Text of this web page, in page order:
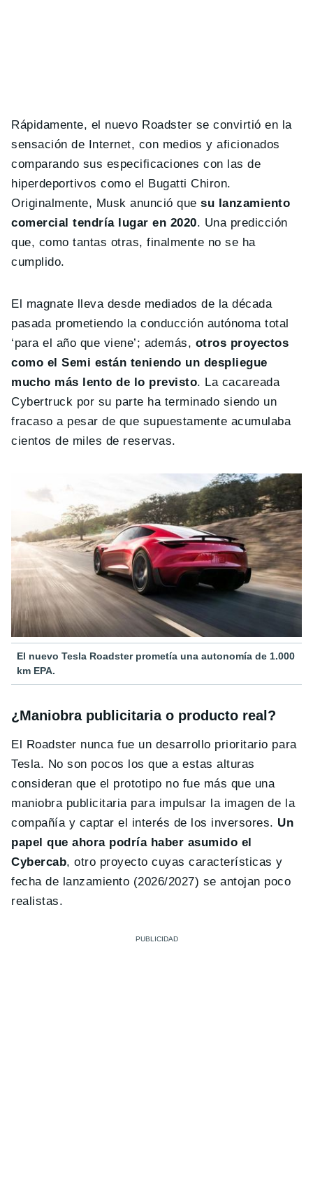
Rápidamente, el nuevo Roadster se convirtió en la
sensación de Internet, con medios y aficionados
comparando sus especificaciones con las de
hiperdeportivos como el Bugatti Chiron.
Originalmente, Musk anunció quesu lanzamiento
comercial tendría lugar en 2020. Una predicción
que, como tantas otras, finalmente no se ha
cumplido.
El magnate lleva desde mediados de la década
pasada prometiendo la conducción autónoma total
‘para el año que viene’; además, otros proyectos
como el Semi están teniendo un despliegue
mucho más lento de lo previsto. La cacareada
Cybertruck por su parte ha terminado siendo un
fracaso a pesar de que supuestamente acumulaba
cientos de miles de reservas.
El nuevo Tesla Roadster prometía una autonomía de 1.000
km EPA.
¿Maniobra publicitaria o producto real?
El Roadster nunca fue un desarrollo prioritario para
Tesla. No son pocos los que a estas alturas
consideran que el prototipo no fue más que una
maniobra publicitaria para impulsar la imagen de la
compañía y captar el interés de los inversores. Un
papel que ahora podría haber asumido el
Cybercab, otro proyecto cuyas características y
fecha de lanzamiento (2026/2027) se antojan poco
realistas.